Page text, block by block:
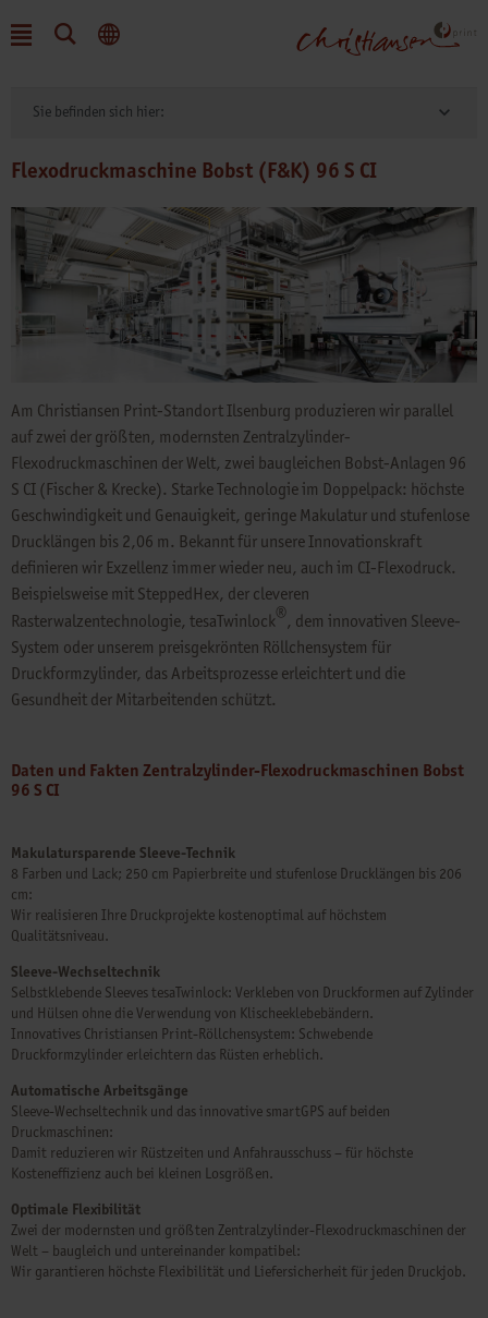
Sie befinden sich hier:
Flexodruckmaschine Bobst (F&K) 96 S CI
Am Christiansen Print-Standort Ilsenburg produzieren wir parallel
auf zwei der größten, modernsten Zentralzylinder-
Flexodruckmaschinen der Welt, zwei baugleichen Bobst-Anlagen 96
S CI (Fischer & Krecke). Starke Technologie im Doppelpack: höchste
Geschwindigkeit und Genauigkeit, geringe Makulatur und stufenlose
Drucklängen bis 2,06 m. Bekannt für unsere Innovationskraft
definieren wir Exzellenz immer wieder neu, auch im CI-Flexodruck.
Beispielsweise mit SteppedHex, der cleveren
Rasterwalzentechnologie, tesaTwinlock®, dem innovativen Sleeve-
System oder unserem preisgekrönten Röllchensystem für
Druckformzylinder, das Arbeitsprozesse erleichtert und die
Gesundheit der Mitarbeitenden schützt.
Daten und Fakten Zentralzylinder-Flexodruckmaschinen Bobst
96 S CI
Makulatursparende Sleeve-Technik
8 Farben und Lack; 250 cm Papierbreite und stufenlose Drucklängen bis 206
cm:
Wir realisieren Ihre Druckprojekte kostenoptimal auf höchstem
Qualitätsniveau.
Sleeve-Wechseltechnik
Selbstklebende Sleeves tesaTwinlock: Verkleben von Druckformen auf Zylinder
und Hülsen ohne die Verwendung von Klischeeklebebändern.
Innovatives Christiansen Print-Röllchensystem: Schwebende
Druckformzylinder erleichtern das Rüsten erheblich.
Automatische Arbeitsgänge
Sleeve-Wechseltechnik und das innovative smartGPS auf beiden
Druckmaschinen:
Damit reduzieren wir Rüstzeiten und Anfahrausschuss – für höchste
Kosteneffizienz auch bei kleinen Losgrößen.
Optimale Flexibilität
Zwei der modernsten und größten Zentralzylinder-Flexodruckmaschinen der
Welt – baugleich und untereinander kompatibel:
Wir garantieren höchste Flexibilität und Liefersicherheit für jeden Druckjob.